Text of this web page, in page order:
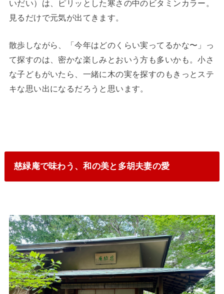
いだい）は、ピリッとした寒さの中のビタミンカラー。
見るだけで元気が出てきます。
散歩しながら、「今年はどのくらい実ってるかな〜」っ
て探すのは、密かな楽しみとおいう方も多いかも。小さ
な子どもがいたら、一緒に木の実を探すのもきっとステ
キな思い出になるだろうと思います。
慈緑庵で味わう、和の美と多胡夫妻の愛